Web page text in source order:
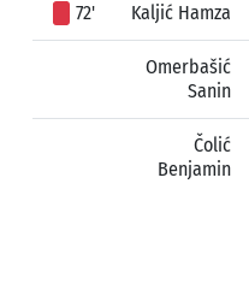
72' Kaljić Hamza
Omerbašić
Sanin
Čolić
Benjamin